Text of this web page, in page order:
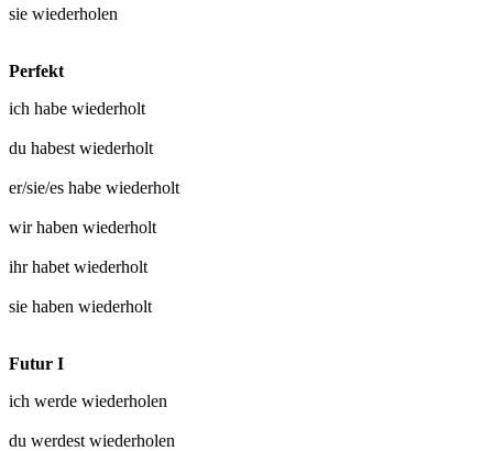
sie wiederholen
Perfekt
ich habe wiederholt
du habest wiederholt
er/sie/es habe wiederholt
wir haben wiederholt
ihr habet wiederholt
sie haben wiederholt
Futur I
ich werde wiederholen
du werdest wiederholen